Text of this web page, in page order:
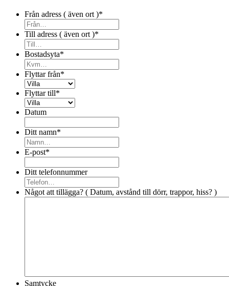
Från adress ( även ort )*
Till adress ( även ort )*
Bostadsyta*
Flyttar från*
Flyttar till*
Datum
Ditt namn*
E-post*
Ditt telefonnummer
Något att tillägga? ( Datum, avstånd till dörr, trappor, hiss? )
Samtycke